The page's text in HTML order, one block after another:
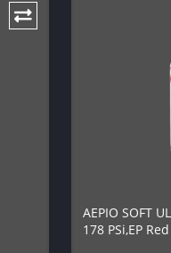
ΑΕΡΙΟ SOFT
178 PSi,EP Red